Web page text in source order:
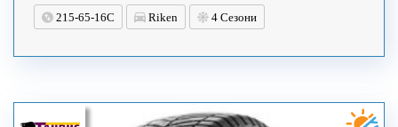
215-65-16C Riken 4 Сезони